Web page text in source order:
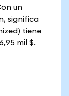
un
significa
tiene
mil $.